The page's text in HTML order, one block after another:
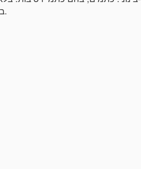
בטקסט. פגמים בדף השער, עם פגיעות בטקסט. חותמות ורישומים בכתב-יד. כריכת עור ישנה, פגומה.